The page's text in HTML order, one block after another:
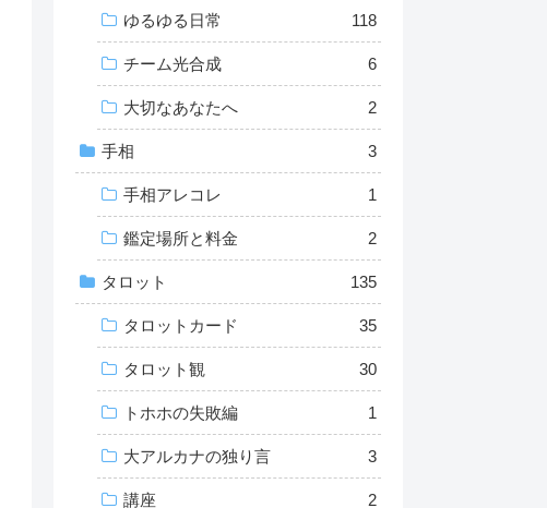
ゆるゆる日常 118
チーム光合成 6
大切なあなたへ 2
手相 3
手相アレコレ 1
鑑定場所と料金 2
タロット 135
タロットカード 35
タロット観 30
トホホの失敗編 1
大アルカナの独り言 3
講座 2